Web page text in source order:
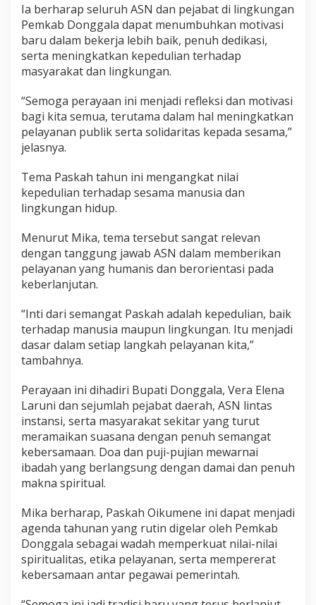
Ia berharap seluruh ASN dan pejabat di lingkungan
Pemkab Donggala dapat menumbuhkan motivasi
baru dalam bekerja lebih baik, penuh dedikasi,
serta meningkatkan kepedulian terhadap
masyarakat dan lingkungan.
“Semoga perayaan ini menjadi refleksi dan motivasi
bagi kita semua, terutama dalam hal meningkatkan
pelayanan publik serta solidaritas kepada sesama,”
jelasnya.
Tema Paskah tahun ini mengangkat nilai
kepedulian terhadap sesama manusia dan
lingkungan hidup.
Menurut Mika, tema tersebut sangat relevan
dengan tanggung jawab ASN dalam memberikan
pelayanan yang humanis dan berorientasi pada
keberlanjutan.
“Inti dari semangat Paskah adalah kepedulian, baik
terhadap manusia maupun lingkungan. Itu menjadi
dasar dalam setiap langkah pelayanan kita,”
tambahnya.
Perayaan ini dihadiri Bupati Donggala, Vera Elena
Laruni dan sejumlah pejabat daerah, ASN lintas
instansi, serta masyarakat sekitar yang turut
meramaikan suasana dengan penuh semangat
kebersamaan. Doa dan puji-pujian mewarnai
ibadah yang berlangsung dengan damai dan penuh
makna spiritual.
Mika berharap, Paskah Oikumene ini dapat menjadi
agenda tahunan yang rutin digelar oleh Pemkab
Donggala sebagai wadah memperkuat nilai-nilai
spiritualitas, etika pelayanan, serta mempererat
kebersamaan antar pegawai pemerintah.